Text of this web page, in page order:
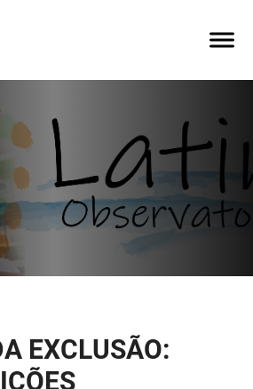
EXCLUSÃO: